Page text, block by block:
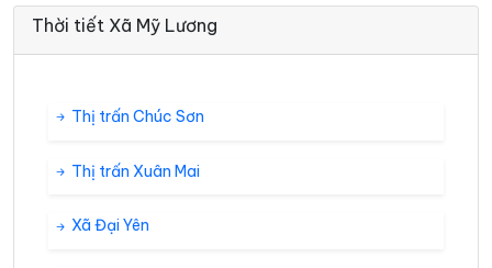
Thời tiết Xã Mỹ Lương
Thị trấn Chúc Sơn
Thị trấn Xuân Mai
Xã Đại Yên